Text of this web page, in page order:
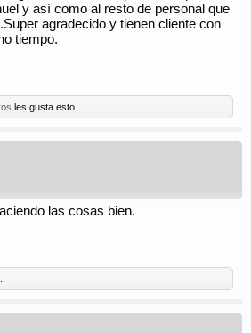
y así como al resto de personal que
agradecido y tienen cliente con
tiempo.
les gusta esto.
las cosas bien.